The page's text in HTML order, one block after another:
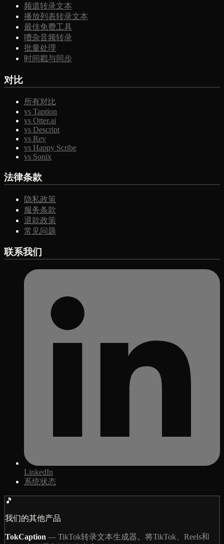
频道转录文本
播放列表转录文本
最佳免费工具
嘈杂音频转录
批量处理
时间戳与同步
对比
所有对比
vs Taption
vs Otter.ai
vs Descript
vs Rev
vs Happy Scribe
vs Sonix
法律条款
隐私政策
服务条款
退款政策
常见问题
联系我们
LinkedIn
系统状态
🎵
我们的其他产品
TokCaption — TikTok转录文本生成器。将TikTok、Reels和